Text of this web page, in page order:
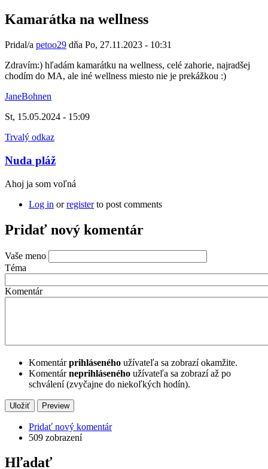
Kamarátka na wellness
Pridal/a petoo29 dňa Po, 27.11.2023 - 10:31
Zdravím:) hľadám kamarátku na wellness, celé zahorie, najradšej
chodím do MA, ale iné wellness miesto nie je prekážkou :)
JaneBohnen
St, 15.05.2024 - 15:09
Trvalý odkaz
Nuda pláž
Ahoj ja som voľná
Log in orregisterto post comments
Pridať nový komentár
Vaše meno
Téma
Komentár
Komentárprihláseného užívateľa sa zobrazí okamžite.
Komentárneprihláseného užívateľa sa zobrazí až po
schválení (zvyčajne do niekoľkých hodín).
Pridať nový komentár
509 zobrazení
Hľadať